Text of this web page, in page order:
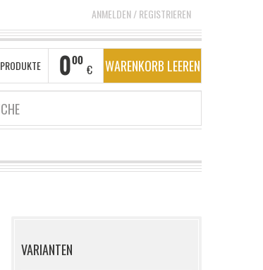
ANMELDEN/REGISTRIEREN
PRODUKTE 000
€ WARENKORB LEEREN
VARIANTEN